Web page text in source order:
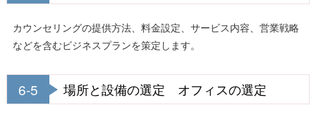
カウンセリングの提供方法、料金設定、サービス内容、営業戦略
などを含むビジネスプランを策定します。
6-5 場所と設備の選定 オフィスの選定